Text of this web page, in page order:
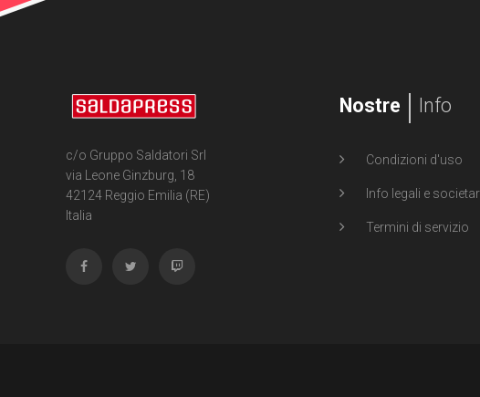
c/o Gruppo Saldatori Srl
via Leone Ginzburg, 18
42124 Reggio Emilia (RE)
Italia
Nostre Info
Condizioni d'uso
Info legali e
Termini di servizio